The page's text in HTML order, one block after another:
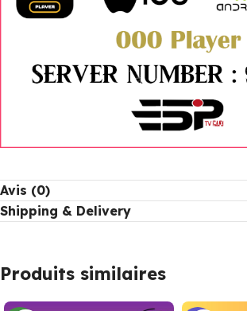
Avis (0)
Shipping & Delivery
Produits similaires